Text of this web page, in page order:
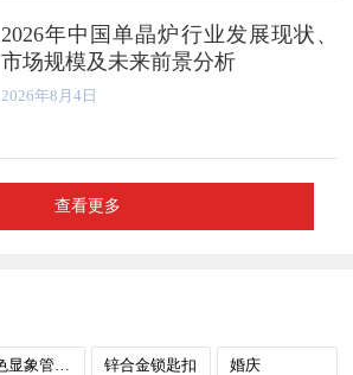
2026年中国单晶炉行业发展现状、
市场规模及未来前景分析
2026年8月4日
查看更多
彩色显象管用荫罩 锌合金锁匙扣 婚庆